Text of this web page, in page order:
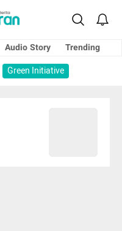
Audio Story
Trending
Green Initiative